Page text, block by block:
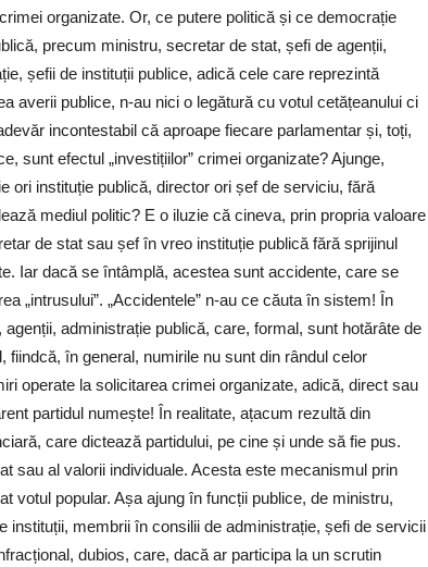
organizate. Or, ce putere politică și ce democrație
precum ministru, secretar de stat, șefi de agenții,
șefii de instituții publice, adică cele care reprezintă
averii publice, n-au nici o legătură cu votul cetățeanului ci
incontestabil că aproape fiecare parlamentar și, toți,
sunt efectul „investițiilor” crimei organizate? Ajunge,
ori instituție publică, director ori șef de serviciu, fără
mediul politic? E o iluzie că cineva, prin propria valoare
de stat sau șef în vreo instituție publică fără sprijinul
Iar dacă se întâmplă, acestea sunt accidente, care se
„intrusului”. „Accidentele” n-au ce căuta în sistem! În
administrație publică, care, formal, sunt hotărâte de
în general, numirile nu sunt din rândul celor
operate la solicitarea crimei organizate, adică, direct sau
partidul numește! În realitate, ațacum rezultă din
care dictează partidului, pe cine și unde să fie pus.
sau al valorii individuale. Acesta este mecanismul prin
votul popular. Așa ajung în funcții publice, de ministru,
instituții, membrii în consilii de administrație, șefi de servicii
dubios, care, dacă ar participa la un scrutin